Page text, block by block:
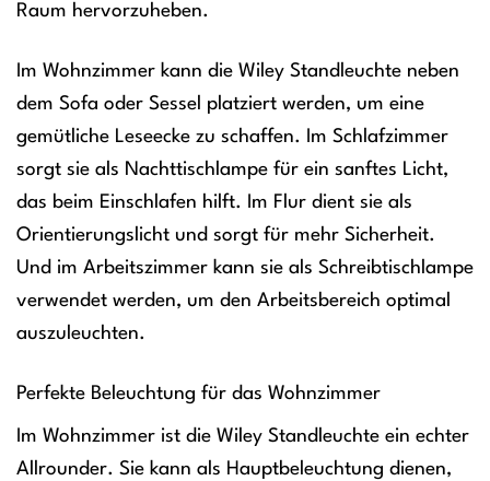
Raum hervorzuheben.
Im Wohnzimmer kann die Wiley Standleuchte neben
dem Sofa oder Sessel platziert werden, um eine
gemütliche Leseecke zu schaffen. Im Schlafzimmer
sorgt sie als Nachttischlampe für ein sanftes Licht,
das beim Einschlafen hilft. Im Flur dient sie als
Orientierungslicht und sorgt für mehr Sicherheit.
Und im Arbeitszimmer kann sie als Schreibtischlampe
verwendet werden, um den Arbeitsbereich optimal
auszuleuchten.
Perfekte Beleuchtung für das Wohnzimmer
Im Wohnzimmer ist die Wiley Standleuchte ein echter
Allrounder. Sie kann als Hauptbeleuchtung dienen,